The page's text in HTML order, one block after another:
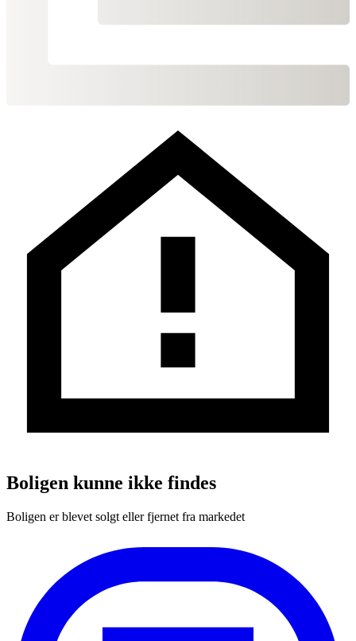
Boligen kunne ikke findes
Boligen er blevet solgt eller fjernet fra markedet